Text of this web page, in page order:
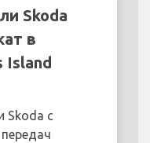
Skoda
в
Island
Skoda с